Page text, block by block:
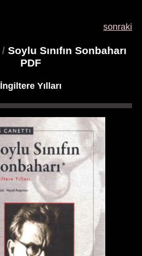
sonraki
/Soylu Sınıfın Sonbaharı
PDF
İngiltere Yılları